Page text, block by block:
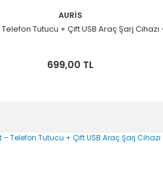
AURİS
Telefon Tutucu + Çift USB Araç Şarj
699,00 TL